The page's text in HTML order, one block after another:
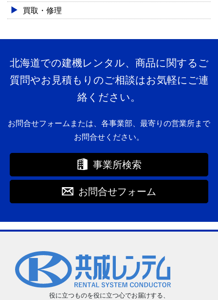
買取・修理
北海道での建機レンタル、商品に関するご
質問やお見積もりのご相談はお気軽にご連
絡ください。
お問合せフォームまたは、各事業部、最寄りの営業所まで
お問合せください。
事業所検索
お問合せフォーム
役に立つものを役に立つ心でお届けする、